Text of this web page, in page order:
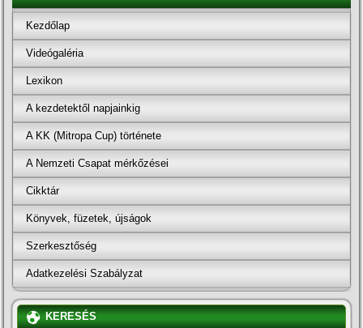
Kezdőlap
Videógaléria
Lexikon
A kezdetektől napjainkig
A KK (Mitropa Cup) története
A Nemzeti Csapat mérkőzései
Cikktár
Könyvek, füzetek, újságok
Szerkesztőség
Adatkezelési Szabályzat
KERESÉS